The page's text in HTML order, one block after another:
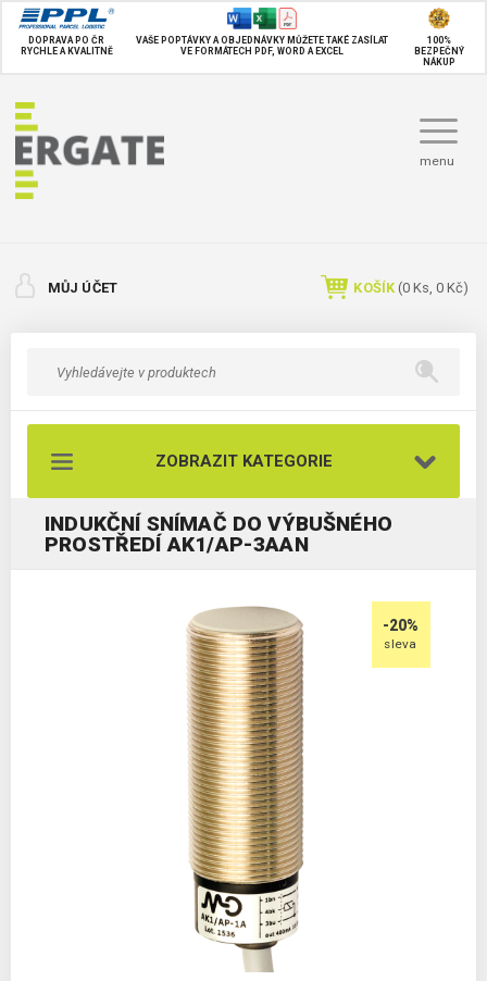
DOPRAVA PO ČR
RYCHLE A KVALITNĚ
VAŠE POPTÁVKY A OBJEDNÁVKY MŮŽETE TAKÉ ZASÍLAT
VE FORMÁTECH PDF, WORD A EXCEL
100%
BEZPEČNÝ
NÁKUP
menu
MŮJ ÚČET KOŠÍK (0 Ks, 0 Kč)
ZOBRAZIT KATEGORIE
INDUKČNÍ SNÍMAČ DO VÝBUŠNÉHO
PROSTŘEDÍ AK1/AP-3AAN
-20%
sleva